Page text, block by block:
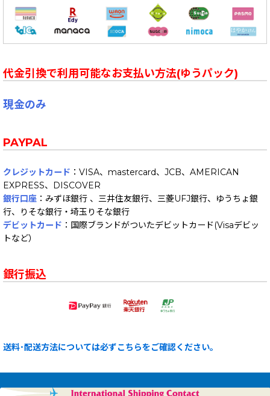
代金引換で利用可能なお支払い方法(ゆうパック)
現金のみ
PAYPAL
クレジットカード ：VISA、mastercard、JCB、AMERICAN
EXPRESS、DISCOVER
銀行口座 ：みずほ銀行 、三井住友銀行、三菱UFJ銀行、ゆうちょ銀
行、りそな銀行・埼玉りそな銀行
デビットカード ：国際ブランドがついたデビットカード(Visaデビッ
トなど）
銀行振込
送料･配送方法については必ずこちらをご確認ください。